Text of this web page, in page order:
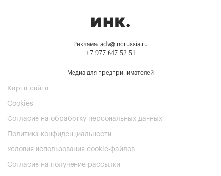
Реклама: adv@incrussia.ru
+7 977 647 52 51
Медиа для предпринимателей
Карта сайта
Cookies
Согласие на обработку персональных данных
Политика конфиденциальности
Условия использования cookie-файлов
Согласие на получение рассылки